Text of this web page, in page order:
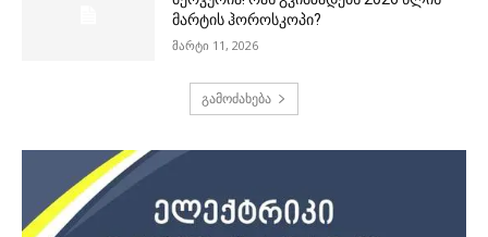
მარტის ჰოროსკოპი?
მარტი 11, 2026
გამოძახება